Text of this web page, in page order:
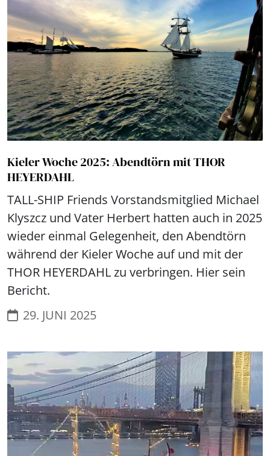
Kieler Woche 2025: Abendtörn mit THOR
HEYERDAHL
TALL-SHIP Friends Vorstandsmitglied Michael
Klyszcz und Vater Herbert hatten auch in 2025
wieder einmal Gelegenheit, den Abendtörn
während der Kieler Woche auf und mit der
THOR HEYERDAHL zu verbringen. Hier sein
Bericht.
29. JUNI 2025